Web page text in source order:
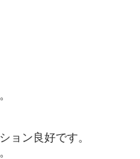
ョン良好です。